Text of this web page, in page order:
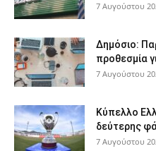
7 Αυγούστου
Δημόσιο:
προθεσμία
7 Αυγούστου
Κύπελλο
δεύτερης
7 Αυγούστου